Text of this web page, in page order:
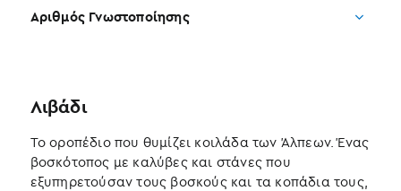
Αριθμός Γνωστοποίησης
Λιβάδι
Το οροπέδιο που θυμίζει κοιλάδα των Άλπεων. Ένας
βοσκότοπος με καλύβες και στάνες που
εξυπηρετούσαν τους βοσκούς και τα κοπάδια τους,